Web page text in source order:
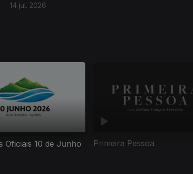
14 jul. 2026
Oficiais 10 de Junho Primeira Pessoa